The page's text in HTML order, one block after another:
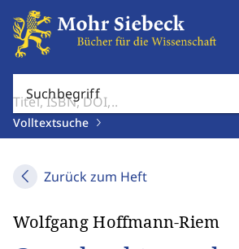
Suchbegriff
Volltextsuche
Zurück zum Heft
Wolfgang Hoffmann-Riem